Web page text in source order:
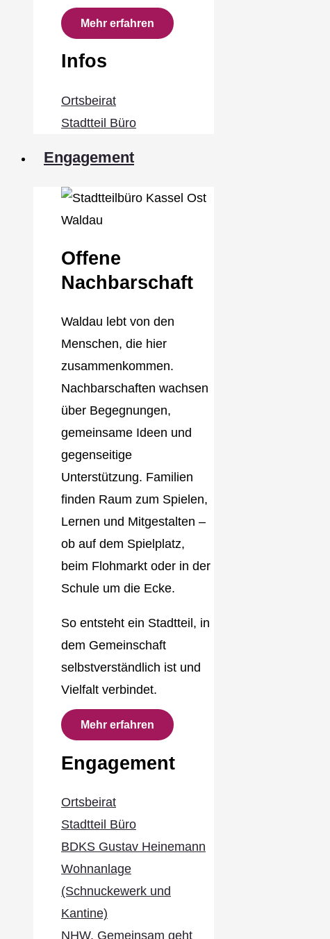
Mehr erfahren
Infos
Ortsbeirat
Stadtteil Büro
Engagement
Offene
Nachbarschaft
Waldau lebt von den
Menschen, die hier
zusammenkommen.
Nachbarschaften wachsen
über Begegnungen,
gemeinsame Ideen und
gegenseitige
Unterstützung. Familien
finden Raum zum Spielen,
Lernen und Mitgestalten –
ob auf dem Spielplatz,
beim Flohmarkt oder in der
Schule um die Ecke.
So entsteht ein Stadtteil, in
dem Gemeinschaft
selbstverständlich ist und
Vielfalt verbindet.
Mehr erfahren
Engagement
Ortsbeirat
Stadtteil Büro
BDKS Gustav Heinemann
Wohnanlage
(Schnuckewerk und
Kantine)
NHW. Gemeinsam geht